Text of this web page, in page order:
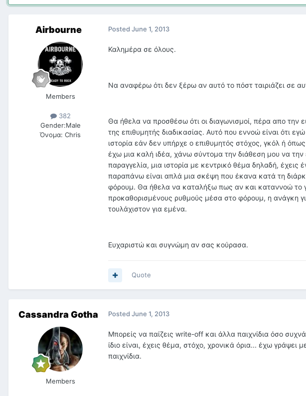
Airbourne
Members
382
Gender:Male
Όνομα: Chris
Posted June 1, 2013
Καλημέρα σε όλους.
Να αναφέρω ότι δεν ξέρω αν αυτό το πόστ ταιριάζει σε
Θα ήθελα να προσθέσω ότι οι διαγωνισμοί, πέρα απο την
της επιθυμητής διαδικασίας. Αυτό που εννοώ είναι ότι
ιστορία εάν δεν υπήρχε ο επιθυμητός στόχος, γκόλ ή
έχω μια καλή ιδέα, χάνω σύντομα την διάθεση μου να
παραγγελία, μια ιστορία με κεντρικό θέμα δηλαδή,
παραπάνω είναι απλά μια σκέψη που έκανα κατά τη
φόρουμ. Θα ήθελα να καταλήξω πως αν και καταννοώ το
προκαθορισμένους ρυθμούς μέσα στο φόρουμ, η ανάγκη
τουλάχιστον για εμένα.
Ευχαριστώ και συγνώμη αν σας κούρασα.
Quote
Cassandra Gotha
Members
Posted June 1, 2013
Μπορείς να παίζεις write-off και άλλα παιχνίδια όσο
ίδιο είναι, έχεις θέμα, στόχο, χρονικά όρια... έχω γράψει
παιχνίδια.